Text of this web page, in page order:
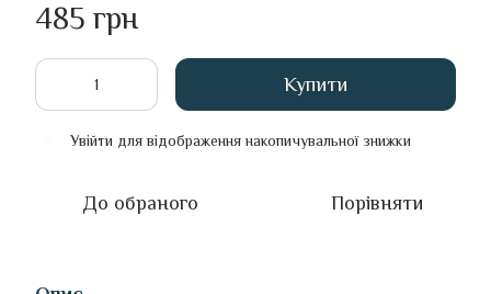
485 грн
Купити
Увійти для відображення накопичувальної знижки
До обраного Порівняти